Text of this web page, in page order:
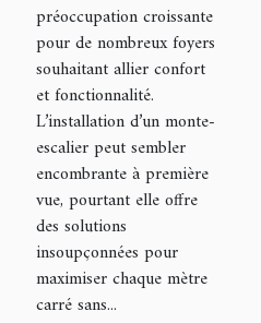
escalier ?
préoccupation croissante
pour de nombreux foyers
souhaitant allier confort
et fonctionnalité.
L’installation d’un monte-
escalier peut sembler
encombrante à première
vue, pourtant elle offre
des solutions
insoupçonnées pour
maximiser chaque mètre
carré sans...